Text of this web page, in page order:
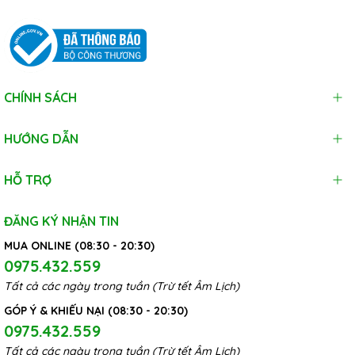
CHÍNH SÁCH
HƯỚNG DẪN
HỖ TRỢ
ĐĂNG KÝ NHẬN TIN
MUA ONLINE (08:30 - 20:30)
0975.432.559
Tất cả các ngày trong tuần (Trừ tết Âm Lịch)
GÓP Ý & KHIẾU NẠI (08:30 - 20:30)
0975.432.559
Tất cả các ngày trong tuần (Trừ tết Âm Lịch)